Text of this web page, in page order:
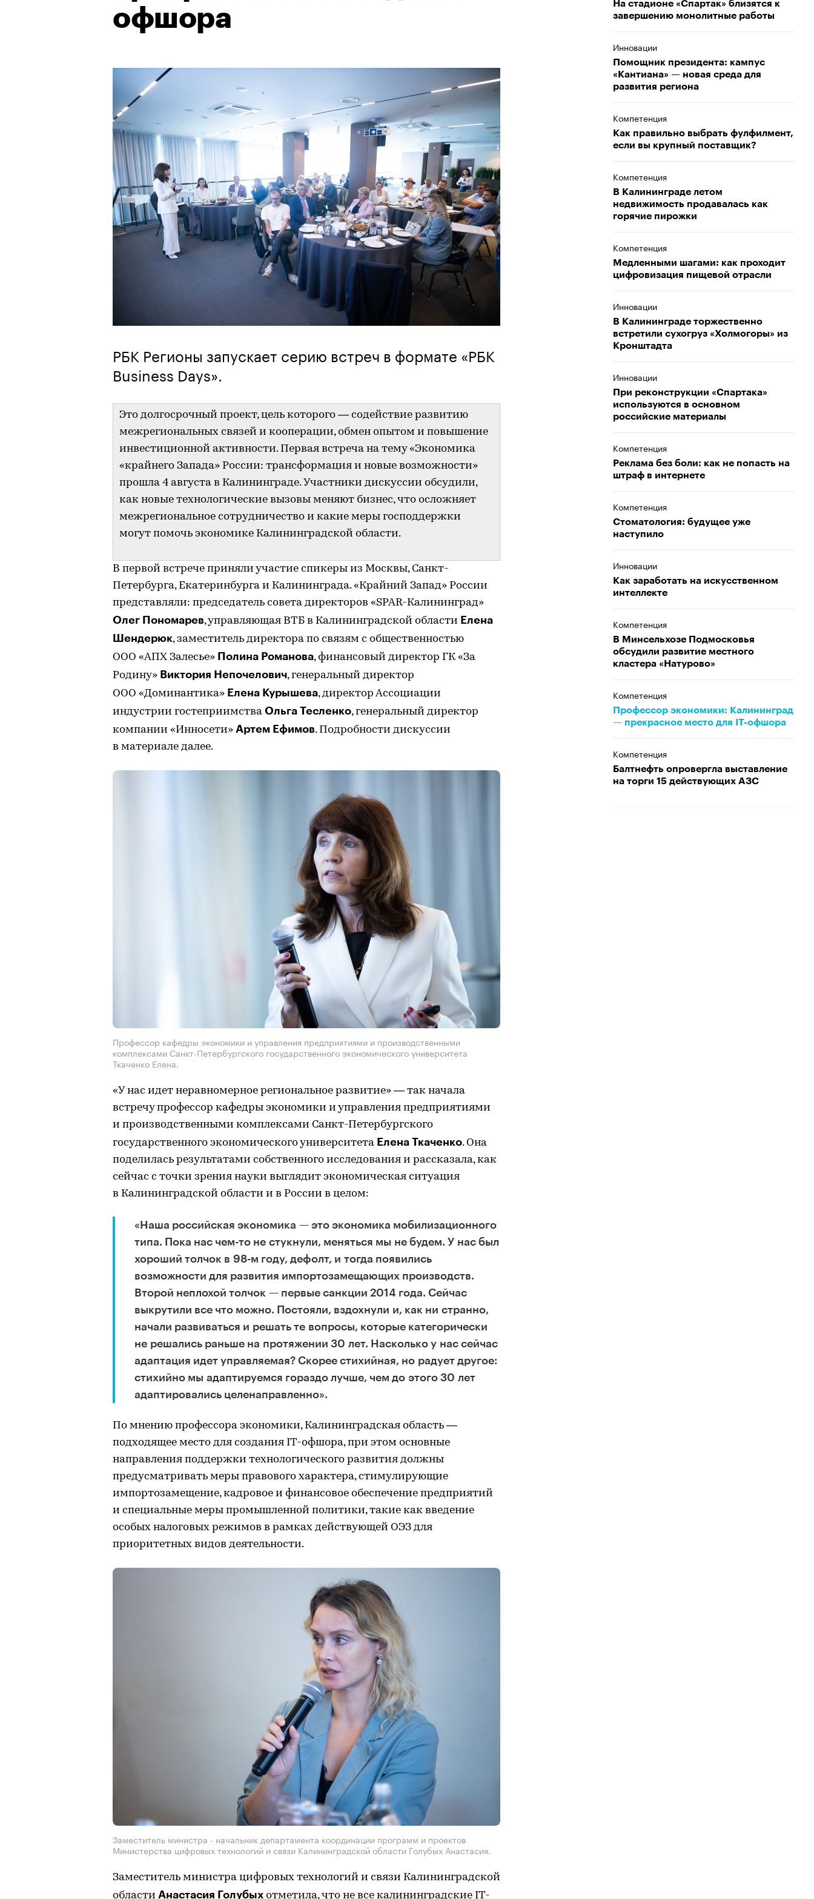
офшора
РБК Регионы запускает серию встреч в формате «РБК
Business Days».
Это долгосрочный проект, цель которого — содействие развитию
межрегиональных связей и кооперации, обмен опытом и повышение
инвестиционной активности. Первая встреча на тему «Экономика
«крайнего Запада» России: трансформация и новые возможности»
прошла 4 августа в Калининграде. Участники дискуссии обсудили,
как новые технологические вызовы меняют бизнес, что осложняет
межрегиональное сотрудничество и какие меры господдержки
могут помочь экономике Калининградской области.
В первой встрече приняли участие спикеры из Москвы, Санкт-
Петербурга, Екатеринбурга и Калининграда. «Крайний Запад» России
представляли: председатель совета директоров «SPAR-Калининград»
Олег Пономарев, управляющая ВТБ в Калининградской области Елена
Шендерюк, заместитель директора по связям с общественностью
ООО «АПХ Залесье» Полина Романова, финансовый директор ГК «За
Родину» Виктория Непочелович, генеральный директор
ООО «Доминантика» Елена Курышева, директор Ассоциации
индустрии гостеприимства Ольга Тесленко, генеральный директор
компании «Инносети» Артем Ефимов. Подробности дискуссии
в материале далее.
Профессор кафедры экономики и управления предприятиями и производственными
комплексами Санкт-Петербургского государственного экономического университета
Ткаченко Елена.
«У нас идет неравномерное региональное развитие» — так начала
встречу профессор кафедры экономики и управления предприятиями
и производственными комплексами Санкт-Петербургского
государственного экономического университета Елена Ткаченко. Она
поделилась результатами собственного исследования и рассказала, как
сейчас с точки зрения науки выглядит экономическая ситуация
в Калининградской области и в России в целом:
«Наша российская экономика — это экономика мобилизационного
типа. Пока нас чем-то не стукнули, меняться мы не будем. У нас был
хороший толчок в 98-м году, дефолт, и тогда появились
возможности для развития импортозамещающих производств.
Второй неплохой толчок — первые санкции 2014 года. Сейчас
выкрутили все что можно. Постояли, вздохнули и, как ни странно,
начали развиваться и решать те вопросы, которые категорически
не решались раньше на протяжении 30 лет. Насколько у нас сейчас
адаптация идет управляемая? Скорее стихийная, но радует другое:
стихийно мы адаптируемся гораздо лучше, чем до этого 30 лет
адаптировались целенаправленно».
По мнению профессора экономики, Калининградская область —
подходящее место для создания IT-офшора, при этом основные
направления поддержки технологического развития должны
предусматривать меры правового характера, стимулирующие
импортозамещение, кадровое и финансовое обеспечение предприятий
и специальные меры промышленной политики, такие как введение
особых налоговых режимов в рамках действующей ОЭЗ для
приоритетных видов деятельности.
Заместитель министра - начальник департамента координации программ и проектов
Министерства цифровых технологий и связи Калининградской области Голубых Анастасия.
Заместитель министра цифровых технологий и связи Калининградской
области Анастасия Голубых отметила, что не все калининградские IT-
На стадионе «Спартак» близятся к
завершению монолитные работы
Инновации
Помощник президента: кампус
«Кантиана» — новая среда для
развития региона
Компетенция
Как правильно выбрать фулфилмент,
если вы крупный поставщик?
Компетенция
В Калининграде летом
недвижимость продавалась как
горячие пирожки
Компетенция
Медленными шагами: как проходит
цифровизация пищевой отрасли
Инновации
В Калининграде торжественно
встретили сухогруз «Холмогоры» из
Кронштадта
Инновации
При реконструкции «Спартака»
используются в основном
российские материалы
Компетенция
Реклама без боли: как не попасть на
штраф в интернете
Компетенция
Стоматология: будущее уже
наступило
Инновации
Как заработать на искусственном
интеллекте
Компетенция
В Минсельхозе Подмосковья
обсудили развитие местного
кластера «Натурово»
Компетенция
Профессор экономики: Калининград
— прекрасное место для IT-офшора
Компетенция
Балтнефть опровергла выставление
на торги 15 действующих АЗС